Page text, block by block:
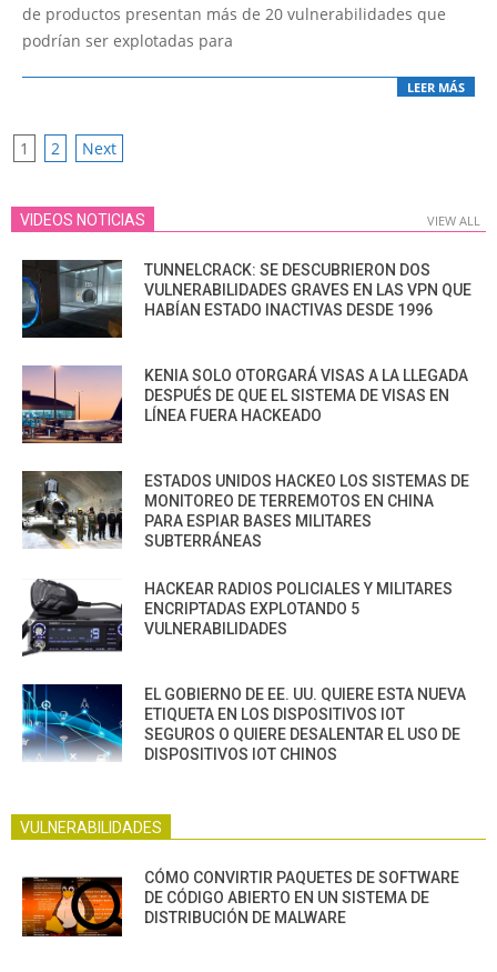
de productos presentan más de 20 vulnerabilidades que
podrían ser explotadas para
LEER MÁS
POSTS
1 2 Next
VIDEOS NOTICIAS VIEW ALL
TUNNELCRACK: SE DESCUBRIERON DOS
VULNERABILIDADES GRAVES EN LAS VPN QUE
HABÍAN ESTADO INACTIVAS DESDE 1996
KENIA SOLO OTORGARÁ VISAS A LA LLEGADA
DESPUÉS DE QUE EL SISTEMA DE VISAS EN
LÍNEA FUERA HACKEADO
ESTADOS UNIDOS HACKEO LOS SISTEMAS DE
MONITOREO DE TERREMOTOS EN CHINA
PARA ESPIAR BASES MILITARES
SUBTERRÁNEAS
HACKEAR RADIOS POLICIALES Y MILITARES
ENCRIPTADAS EXPLOTANDO 5
VULNERABILIDADES
EL GOBIERNO DE EE. UU. QUIERE ESTA NUEVA
ETIQUETA EN LOS DISPOSITIVOS IOT
SEGUROS O QUIERE DESALENTAR EL USO DE
DISPOSITIVOS IOT CHINOS
VULNERABILIDADES
CÓMO CONVIRTIR PAQUETES DE SOFTWARE
DE CÓDIGO ABIERTO EN UN SISTEMA DE
DISTRIBUCIÓN DE MALWARE